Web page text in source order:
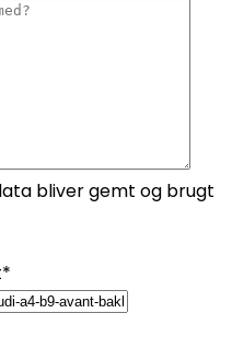
bliver gemt og brugt